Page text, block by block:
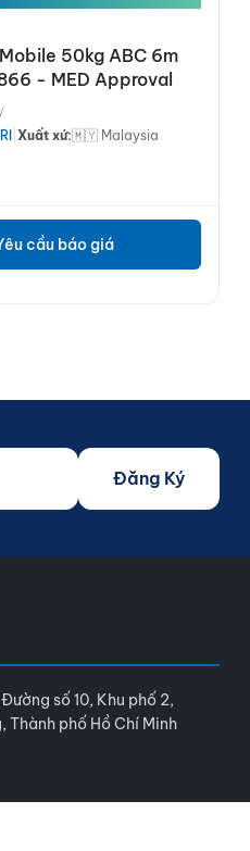
50kg ABC 6m
- MED Approval
Xuất xứ:🇲🇾 Malaysia
cầu báo giá
Đăng Ký
số 10, Khu phố 2,
Thành phố Hồ Chí Minh